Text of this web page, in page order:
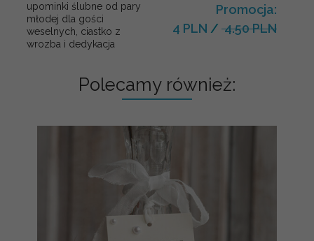
upominki ślubne od pary
młodej dla gości
weselnych, ciastko z
wrozba i dedykacja
Promocja:
4 PLN / 4.50 PLN
Polecamy również: